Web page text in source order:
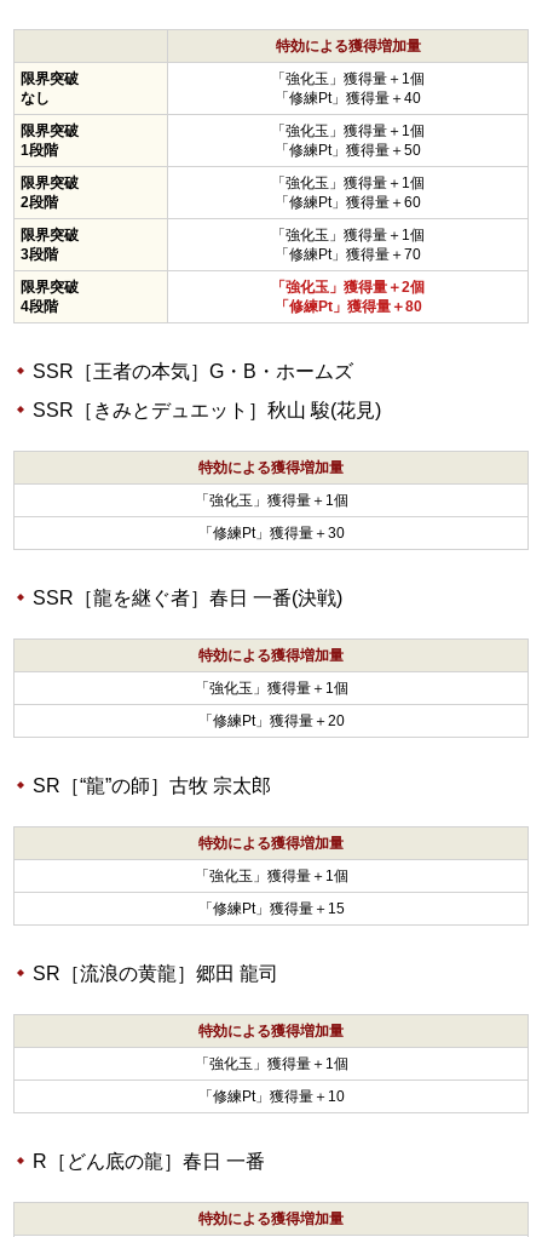
特効による獲得増加量
限界突破
なし
「強化玉」獲得量＋1個
「修練Pt」獲得量＋40
限界突破
1段階
「強化玉」獲得量＋1個
「修練Pt」獲得量＋50
限界突破
2段階
「強化玉」獲得量＋1個
「修練Pt」獲得量＋60
限界突破
3段階
「強化玉」獲得量＋1個
「修練Pt」獲得量＋70
限界突破
4段階
「強化玉」獲得量＋2個
「修練Pt」獲得量＋80
SSR［王者の本気］G・B・ホームズ
SSR［きみとデュエット］秋山 駿(花見)
特効による獲得増加量
「強化玉」獲得量＋1個
「修練Pt」獲得量＋30
SSR［龍を継ぐ者］春日 一番(決戦)
特効による獲得増加量
「強化玉」獲得量＋1個
「修練Pt」獲得量＋20
SR［“龍”の師］古牧 宗太郎
特効による獲得増加量
「強化玉」獲得量＋1個
「修練Pt」獲得量＋15
SR［流浪の黄龍］郷田 龍司
特効による獲得増加量
「強化玉」獲得量＋1個
「修練Pt」獲得量＋10
R［どん底の龍］春日 一番
特効による獲得増加量